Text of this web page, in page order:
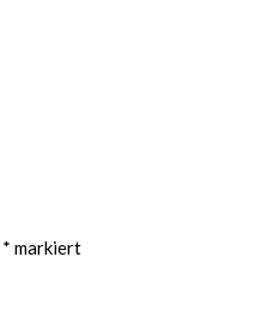
* markiert